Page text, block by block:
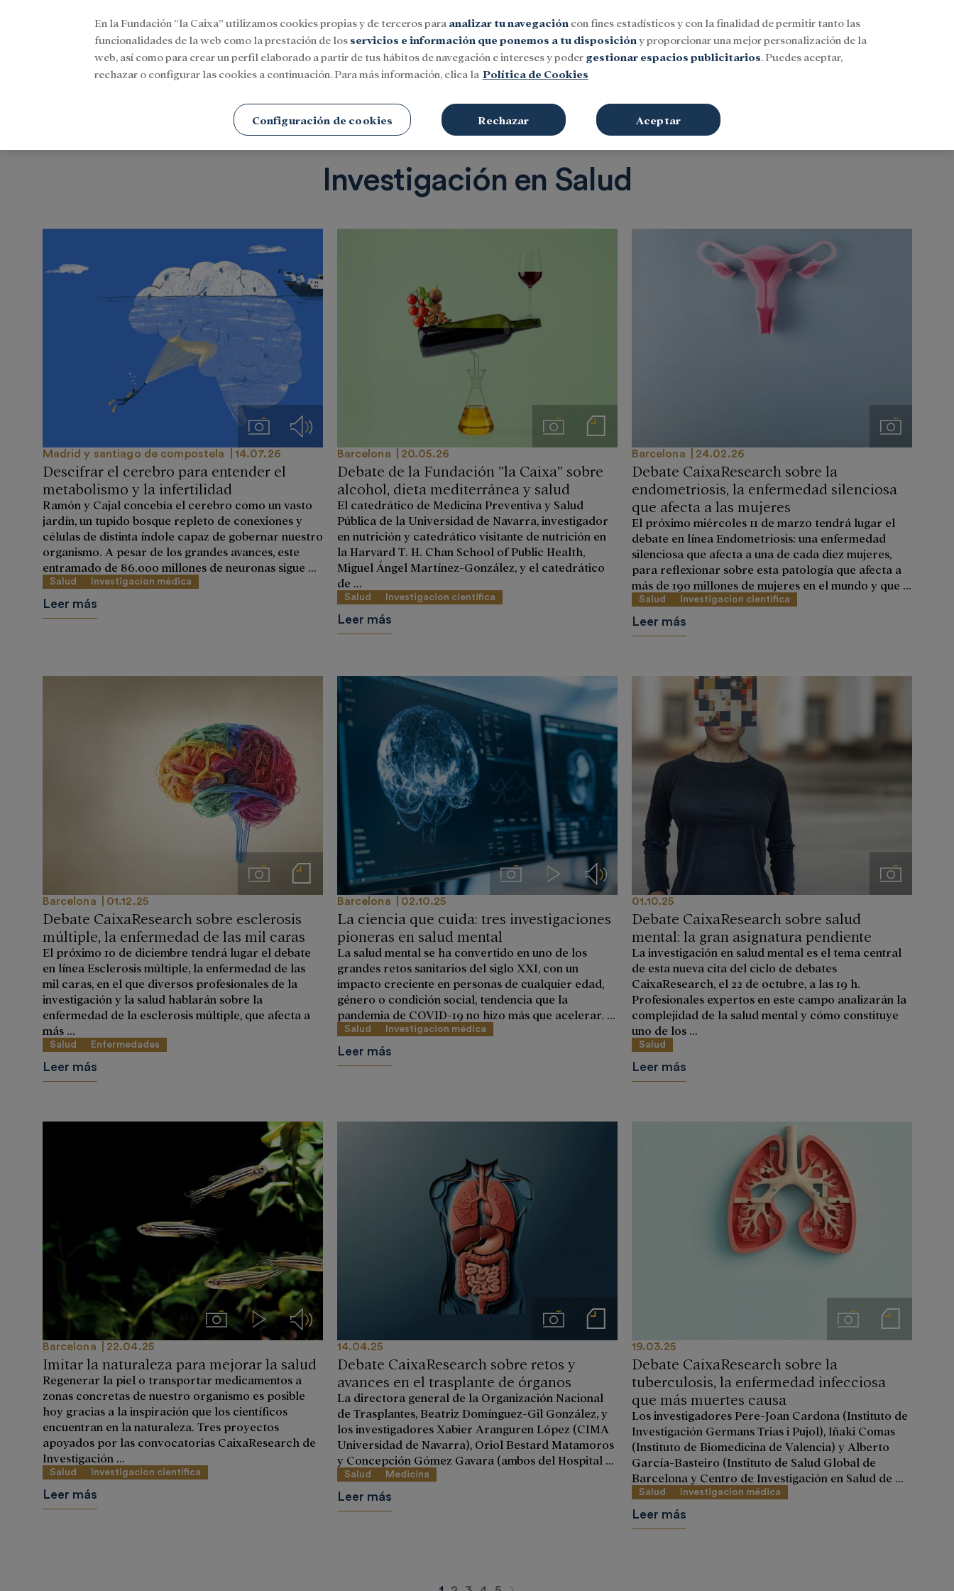
Iniciar sesión Buscar
SocialInvestigación y becasCultura
Investigación en Salud
Imágenes Audios
Madrid y santiago de compostela 14.07.26
Descifrar el cerebro para entender el
metabolismo y la infertilidad
Ramón y Cajal concebía el cerebro como un vasto
jardín, un tupido bosque repleto de conexiones y
células de distinta índole capaz de gobernar nuestro
organismo. A pesar de los grandes avances, este
entramado de 86.000 millones de neuronas sigue ...
Salud Investigacion médica
Leer más
ImágenesNotas de prensa
Barcelona 20.05.26
Debate de la Fundación ”la Caixa” sobre
alcohol, dieta mediterránea y salud
El catedrático de Medicina Preventiva y Salud
Pública de la Universidad de Navarra, investigador
en nutrición y catedrático visitante de nutrición en
la Harvard T. H. Chan School of Public Health,
Miguel Ángel Martínez-González, y el catedrático
de ...
Salud Investigacion cientifica
Leer más
Imágenes
Barcelona 24.02.26
Debate CaixaResearch sobre la
endometriosis, la enfermedad silenciosa
que afecta a las mujeres
El próximo miércoles 11 de marzo tendrá lugar el
debate en línea Endometriosis: una enfermedad
silenciosa que afecta a una de cada diez mujeres,
para reflexionar sobre esta patología que afecta a
más de 190 millones de mujeres en el mundo y que ...
Salud Investigacion cientifica
Leer más
ImágenesNotas de prensa
Barcelona 01.12.25
Debate CaixaResearch sobre esclerosis
múltiple, la enfermedad de las mil caras
El próximo 10 de diciembre tendrá lugar el debate
en línea Esclerosis múltiple, la enfermedad de las
mil caras, en el que diversos profesionales de la
investigación y la salud hablarán sobre la
enfermedad de la esclerosis múltiple, que afecta a
más ...
Salud Enfermedades
Leer más
ImágenesVideos Audios
Barcelona 02.10.25
La ciencia que cuida: tres investigaciones
pioneras en salud mental
La salud mental se ha convertido en uno de los
grandes retos sanitarios del siglo XXI, con un
impacto creciente en personas de cualquier edad,
género o condición social, tendencia que la
pandemia de COVID-19 no hizo más que acelerar. ...
Salud Investigacion médica
Leer más
Imágenes
01.10.25
Debate CaixaResearch sobre salud
mental: la gran asignatura pendiente
La investigación en salud mental es el tema central
de esta nueva cita del ciclo de debates
CaixaResearch, el 22 de octubre, a las 19 h.
Profesionales expertos en este campo analizarán la
complejidad de la salud mental y cómo constituye
uno de los ...
Salud
Leer más
ImágenesVideos Audios
Barcelona 22.04.25
Imitar la naturaleza para mejorar la salud
Regenerar la piel o transportar medicamentos a
zonas concretas de nuestro organismo es posible
hoy gracias a la inspiración que los científicos
encuentran en la naturaleza. Tres proyectos
apoyados por las convocatorias CaixaResearch de
Investigación ...
Salud Investigacion cientifica
Leer más
ImágenesNotas de prensa
14.04.25
Debate CaixaResearch sobre retos y
avances en el trasplante de órganos
La directora general de la Organización Nacional
de Trasplantes, Beatriz Domínguez-Gil González, y
los investigadores Xabier Aranguren López (CIMA
Universidad de Navarra), Oriol Bestard Matamoros
y Concepción Gómez Gavara (ambos del Hospital ...
Salud Medicina
Leer más
ImágenesNotas de prensa
19.03.25
Debate CaixaResearch sobre la
tuberculosis, la enfermedad infecciosa
que más muertes causa
Los investigadores Pere-Joan Cardona (Instituto de
Investigación Germans Trias i Pujol), Iñaki Comas
(Instituto de Biomedicina de Valencia) y Alberto
García-Basteiro (Instituto de Salud Global de
Barcelona y Centro de Investigación en Salud de ...
Salud Investigacion médica
Leer más
En la Fundación ”la Caixa” utilizamos cookies propias y de terceros para analizar tu navegación con fines estadísticos y con la finalidad de permitir tanto las
funcionalidades de la web como la prestación de los servicios e información que ponemos a tu disposición y proporcionar una mejor personalización de la
web, así como para crear un perfil elaborado a partir de tus hábitos de navegación e intereses y poder gestionar espacios publicitarios. Puedes aceptar,
rechazar o configurar las cookies a continuación. Para más información, clica la Política de Cookies
Configuración de cookies Rechazar Aceptar